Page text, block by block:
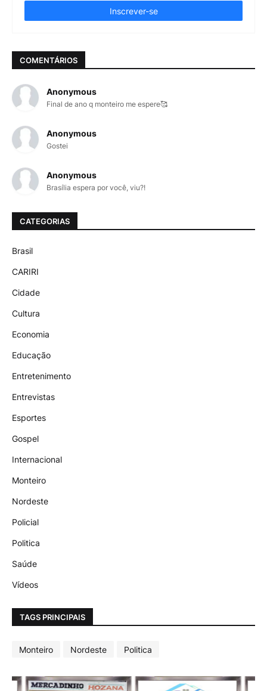
COMENTÁRIOS
Anonymous
Final de ano q monteiro me espere🥰
Anonymous
Gostei
Anonymous
Brasília espera por você, viu?!
CATEGORIAS
Brasil
CARIRI
Cidade
Cultura
Economia
Educação
Entretenimento
Entrevistas
Esportes
Gospel
Internacional
Monteiro
Nordeste
Policial
Politica
Saúde
Vídeos
TAGS PRINCIPAIS
Monteiro Nordeste Politica